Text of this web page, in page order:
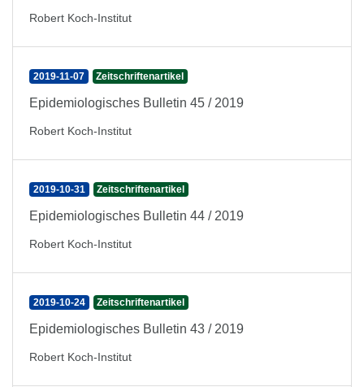
Robert Koch-Institut
2019-11-07 Zeitschriftenartikel
Epidemiologisches Bulletin 45 / 2019
Robert Koch-Institut
2019-10-31 Zeitschriftenartikel
Epidemiologisches Bulletin 44 / 2019
Robert Koch-Institut
2019-10-24 Zeitschriftenartikel
Epidemiologisches Bulletin 43 / 2019
Robert Koch-Institut